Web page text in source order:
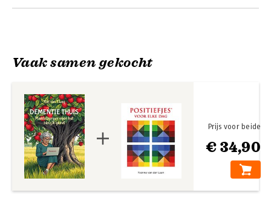
Vaak samen gekocht
€ 34,90
Prijs voor beide